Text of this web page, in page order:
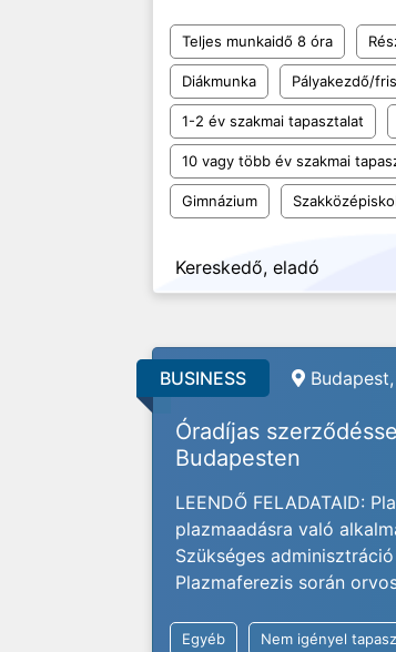
Teljes munkaidő 8 óra
Diákmunka Pályakezdő/
1-2 év szakmai tapasztalat
10 vagy több év szakmai
Gimnázium
Kereskedő, eladó
BUSINESS Budapest,
Óradíjas
Budapesten
LEENDŐ FELADATAID:
plazmaadásra való
Szükséges
Plazmaferezis során
Egyéb Nem igényel